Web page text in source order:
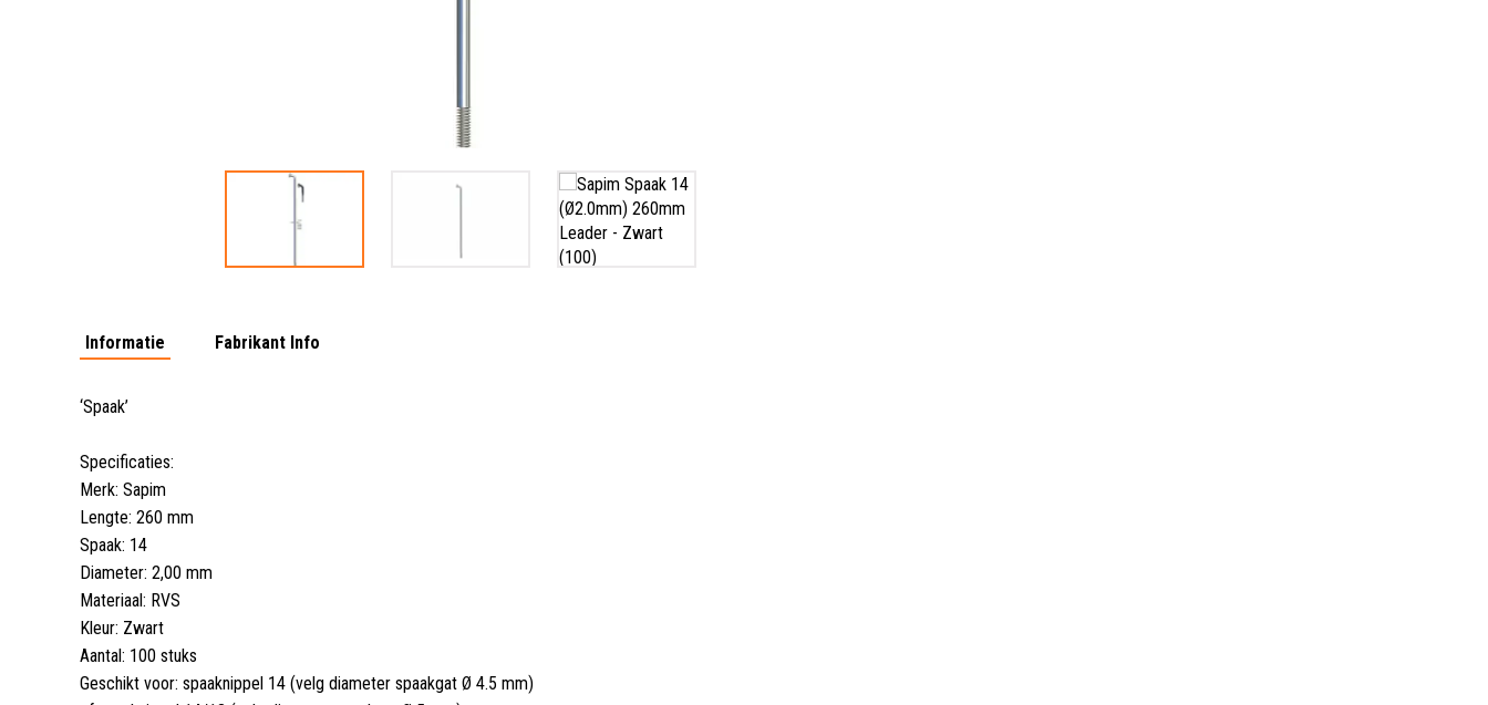
Informatie Fabrikant Info
‘Spaak’
Specificaties:
Merk: Sapim
Lengte: 260 mm
Spaak: 14
Diameter: 2,00 mm
Materiaal: RVS
Kleur: Zwart
Aantal: 100 stuks
Geschikt voor: spaaknippel 14 (velg diameter spaakgat Ø 4.5 mm)